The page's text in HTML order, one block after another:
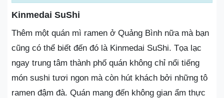
Kinmedai SuShi
Thêm một quán mì ramen ở Quảng Bình nữa mà bạn
cũng có thể biết đến đó là Kinmedai SuShi. Tọa lạc
ngay trung tâm thành phố quán không chỉ nổi tiếng
món sushi tươi ngon mà còn hút khách bởi những tô
ramen đậm đà. Quán mang đến không gian ẩm thực